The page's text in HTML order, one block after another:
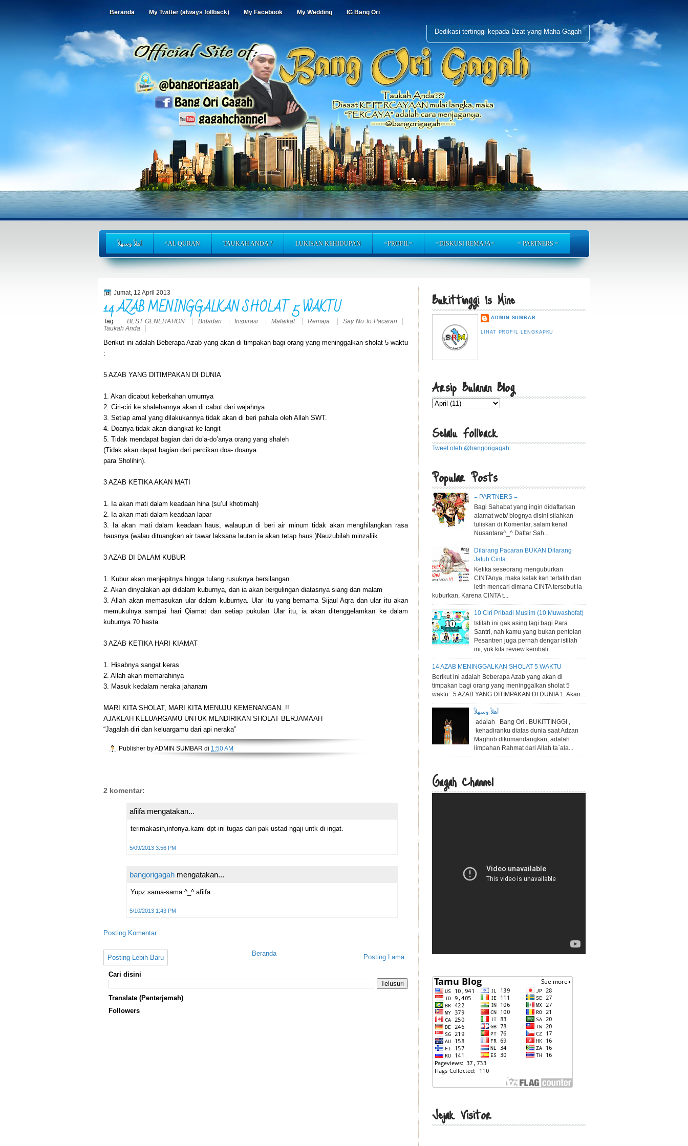
Beranda My Twitter (always follback) My Facebook My Wedding IG Bang Ori
Dedikasi tertinggi kepada Dzat yang Maha Gagah
أهلاً وسهلاً ^AL QURAN TAUKAH ANDA ? LUKISAN KEHIDUPAN =PROFIL= =DISKUSI REMAJA= = PARTNERS =
Jumat, 12 April 2013
14 AZAB MENINGGALKAN SHOLAT 5 WAKTU
Tag BEST GENERATION Bidadari Inspirasi Malaikat Remaja
Say No to Pacaran
Taukah Anda
Berikut ini adalah Beberapa Azab yang akan di timpakan bagi orang yang meninggalkan sholat 5 waktu
:
5 AZAB YANG DITIMPAKAN DI DUNIA
1. Akan dicabut keberkahan umurnya
2. Ciri-ciri ke shalehannya akan di cabut dari wajahnya
3. Setiap amal yang dilakukannya tidak akan di beri pahala oleh Allah SWT.
4. Doanya tidak akan diangkat ke langit
5. Tidak mendapat bagian dari do’a-do’anya orang yang shaleh
(Tidak akan dapat bagian dari percikan doa- doanya
para Sholihin).
3 AZAB KETIKA AKAN MATI
1. Ia akan mati dalam keadaan hina (su’ul khotimah)
2. Ia akan mati dalam keadaan lapar
3. Ia akan mati dalam keadaan haus, walaupun di beri air minum tidak akan menghilangkan rasa
hausnya (walau dituangkan air tawar laksana lautan ia akan tetap haus.)Nauzubila­­h minzaliik
3 AZAB DI DALAM KUBUR
1. Kubur akan menjepitnya hingga tulang rusuknya bersilangan
2. Akan dinyalakan api didalam kuburnya, dan ia akan bergulingan diatasnya siang dan malam
3. Allah akan memasukan ular dalam kuburnya. Ular itu yang bernama Sijaul Aqra dan ular itu akan
memukulnya sampai hari Qiamat dan setiap pukulan Ular itu, ia akan ditenggelamkan ke dalam
kuburnya 70 hasta.
3 AZAB KETIKA HARI KIAMAT
1. Hisabnya sangat keras
2. Allah akan memarahinya
3. Masuk kedalam neraka jahanam
MARI KITA SHOLAT, MARI KITA MENUJU KEMENANGAN..!!
AJAKLAH KELUARGAMU UNTUK MENDIRIKAN SHOLAT BERJAMAAH
“Jagalah diri dan keluargamu dari api neraka”
Publisher byADMIN SUMBAR di 1:50 AM
2 komentar:
afiifa mengatakan...
terimakasih,infonya.kami dpt ini tugas dari pak ustad ngaji untk di ingat.
5/09/2013 3:56 PM
bangorigagah mengatakan...
Yupz sama-sama ^_^ afiifa.
5/10/2013 1:43 PM
Posting Komentar
Posting Lebih Baru Posting Lama
Beranda
Cari disini
Translate (Penterjemah)
Followers
Bukittinggi Is Mine
ADMIN SUMBAR
LIHAT PROFIL LENGKAPKU
Arsip Bulanan Blog
Selalu Follback
Tweet oleh @bangorigagah
Popular Posts
= PARTNERS =
Bagi Sahabat yang ingin didaftarkan
alamat web/ blognya disini silahkan
tuliskan di Komentar, salam kenal
Nusantara^_^ Daftar Sah...
Dilarang Pacaran BUKAN Dilarang
Jatuh Cinta
Ketika seseorang menguburkan
CINTAnya, maka kelak kan tertatih dan
letih mencari dimana CINTA tersebut Ia
kuburkan, Karena CINTA t...
10 Ciri Pribadi Muslim (10 Muwashofat)
Istilah ini gak asing lagi bagi Para
Santri, nah kamu yang bukan pentolan
Pesantren juga pernah dengar istilah
ini, yuk kita review kembali ...
14 AZAB MENINGGALKAN SHOLAT 5 WAKTU
Berikut ini adalah Beberapa Azab yang akan di
timpakan bagi orang yang meninggalkan sholat 5
waktu : 5 AZAB YANG DITIMPAKAN DI DUNIA 1. Akan...
أهلاً وسهلاً
adalah Bang Ori . BUKITTINGGI ,
kehadiranku diatas dunia saat Adzan
Maghrib dikumandangkan, adalah
limpahan Rahmat dari Allah ta`ala...
Gagah Channel
Jejak Visitor